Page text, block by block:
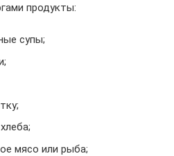
продукты:
супы;
мясо или рыба;